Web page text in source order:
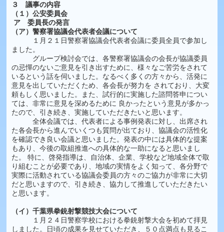
３ 議事の内容
（１）公安委員会
ア 委員長の発言
（ア）警察署協議会代表者会議について
１月２１日警察署協議会代表者会議に委員全員で参加し
ました。
グループ検討会では、各警察署協議会の会長が協議委員
の忌憚のないご意見を引き出すために、様々なご苦労をされて
いるという話を伺いました。なるべく多くの方々から、活発に
意見を出していただくため、各会長が努力を されており、大変
頼もしく思いました。また、試行的に実施した諮問答申につい
ては、非常に意見を深めるために 良かったという意見が多かっ
たので、引き続き、実施していただきたいと思います。
全体会議では、代表者による事例発表に対し、出席され
た各会長から進んでいくつも質問が出ており、協議会の活性化
を確認でき良い会議と思いました。発表の中には具体的な提案
もあり、今後の取組推進への具体的な一助になると思いまし
た。 特に、啓発指導は、自治体、企業、学校など地域全体で取
り組むことが必要であり、地域の実情をよく知って、各分野で
実際に活動されている協議会委員の方々のご協力が非常に大切
だと思いますので、引き続き、協力して推進していただきたい
と思います。
（イ）千葉県拳銃射撃競技大会について
１月２４日警察学校における拳銃射撃大会を初めて拝見
しました。日頃の成果を見せていただき、５０点満点も見るこ